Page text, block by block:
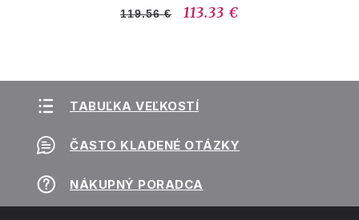
119.56 € 113.33 €
TABUĽKA VEĽKOSTÍ
ČASTO KLADENÉ OTÁZKY
NÁKUPNÝ PORADCA